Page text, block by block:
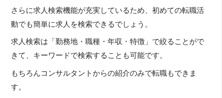
さらに求人検索機能が充実しているため、初めての転職活
動でも簡単に求人を検索できるでしょう。
求人検索は「勤務地・職種・年収・特徴」で絞ることがで
きて、キーワードで検索することも可能です。
もちろんコンサルタントからの紹介のみで転職もできま
す。